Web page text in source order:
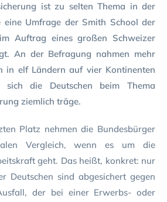
ist zu selten Thema in der
eine Umfrage der Smith School der
Auftrag eines großen Schweizer
An der Befragung nahmen mehr
in elf Ländern auf vier Kontinenten
die Deutschen beim Thema
ziemlich träge.
Platz nehmen die Bundesbürger
Vergleich, wenn es um die
geht. Das heißt, konkret: nur
Deutschen sind abgesichert gegen
der bei einer Erwerbs- oder